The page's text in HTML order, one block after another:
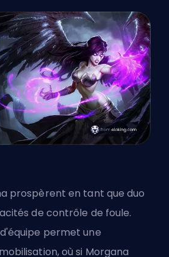
prospèrent en tant que duo
de contrôle de foule.
permet une
où si Morgana